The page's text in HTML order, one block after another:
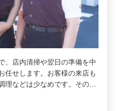
、店内清掃や翌日の準備を中
任せします。お客様の来店も
理などは少なめです。その…